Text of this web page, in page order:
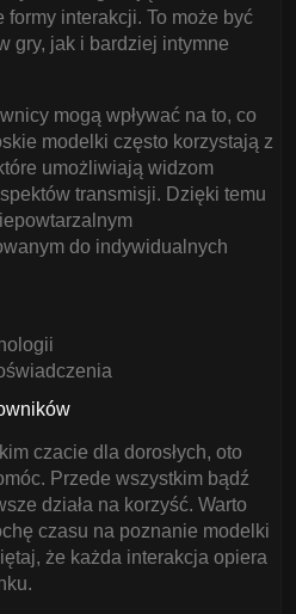
interakcji. To może być
gry, jak i bardziej intymne
mogą wpływać na to, co
modelki często korzystają z
umożliwiają widzom
transmisji. Dzięki temu
do indywidualnych
czacie dla dorosłych, oto
Przede wszystkim bądź
działa na korzyść. Warto
czasu na poznanie modelki
że każda interakcja opiera